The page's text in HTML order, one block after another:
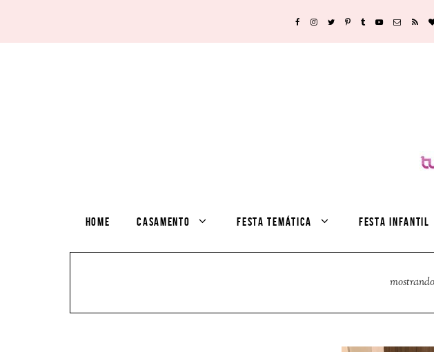
HOME CASAMENTO FESTA TEMÁTICA FESTA INFANTIL